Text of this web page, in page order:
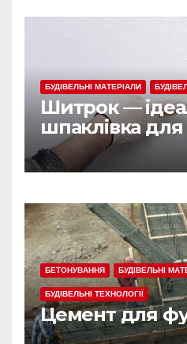
БУДІВЕЛЬНІ МАТЕРІАЛИ
Шитрок —
шпаклівка
обробки
БЕТОНУВАННЯ БУДІВЕЛЬНІ
БУДІВЕЛЬНІ ТЕХНОЛОГІЇ
Цемент для